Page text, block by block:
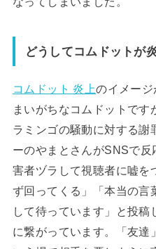
どうしてコムドットが
コムドット 炎上のイメー
まいがちなコムドットです
ラミンゴの騒動に対する謝
ーのやまとさんがSNSで
害者ヅラして視聴者に嘘を
ず回ってくる」「本当の言
して待っています」と投稿
に繋がっています。「友達